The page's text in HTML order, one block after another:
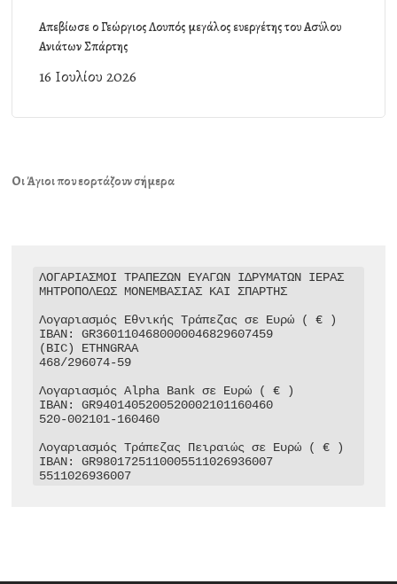
Απεβίωσε ο Γεώργιος Λουπός μεγάλος ευεργέτης του Ασύλου
Ανιάτων Σπάρτης
16 Ιουλίου 2026
Οι Άγιοι που εορτάζουν σήμερα
ΛΟΓΑΡΙΑΣΜΟΙ ΤΡΑΠΕΖΩΝ ΕΥΑΓΩΝ ΙΔΡΥΜΑΤΩΝ ΙΕΡΑΣ
ΜΗΤΡΟΠΟΛΕΩΣ ΜΟΝΕΜΒΑΣΙΑΣ ΚΑΙ ΣΠΑΡΤΗΣ
Λογαριασμός Εθνικής Τράπεζας σε Ευρώ ( € )
IBAN: GR3601104680000046829607459
(BIC) ETHNGRAA
468/296074-59
Λογαριασμός Alpha Bank σε Ευρώ ( € )
IBAN: GR9401405200520002101160460
520-002101-160460
Λογαριασμός Τράπεζας Πειραιώς σε Ευρώ ( € )
IBAN: GR9801725110005511026936007
5511026936007